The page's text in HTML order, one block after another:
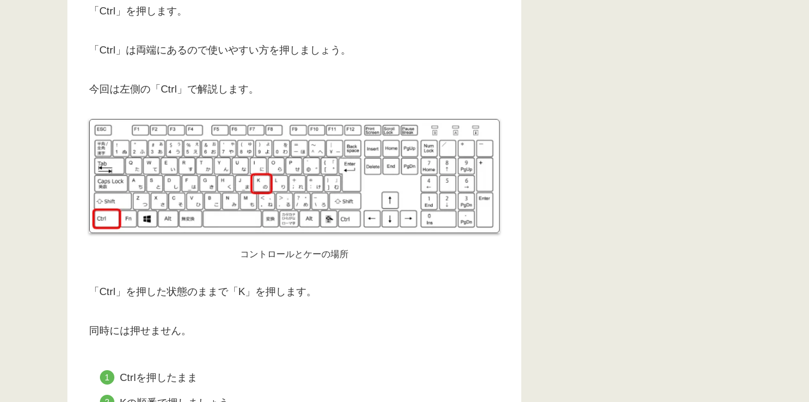
「Ctrl」を押します。
「Ctrl」は両端にあるので使いやすい方を押しましょう。
今回は左側の「Ctrl」で解説します。
コントロールとケーの場所
「Ctrl」を押した状態のままで「K」を押します。
同時には押せません。
Ctrlを押したまま